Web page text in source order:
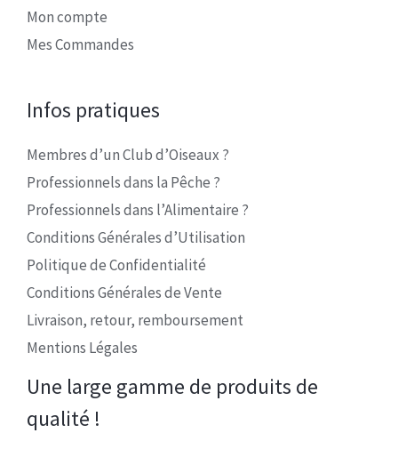
Mon compte
Mes Commandes
Infos pratiques
Membres d’un Club d’Oiseaux ?
Professionnels dans la Pêche ?
Professionnels dans l’Alimentaire ?
Conditions Générales d’Utilisation
Politique de Confidentialité
Conditions Générales de Vente
Livraison, retour, remboursement
Mentions Légales
Une large gamme de produits de
qualité !